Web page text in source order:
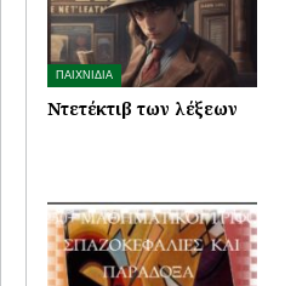
ΠΑΙΧΝΙΔΙΑ
Ντετέκτιβ των λέξεων